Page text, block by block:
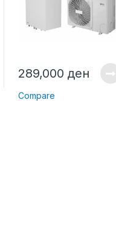
289,000 ден
Compare